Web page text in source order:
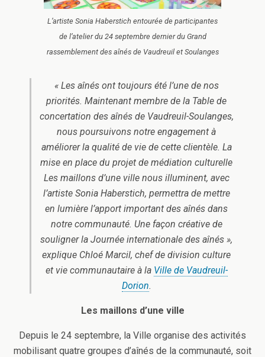
L’artiste Sonia Haberstich entourée de participantes
de l’atelier du 24 septembre dernier du Grand
rassemblement des aînés de Vaudreuil et Soulanges
« Les aînés ont toujours été l’une de nos
priorités. Maintenant membre de la Table de
concertation des aînés de Vaudreuil-Soulanges,
nous poursuivons notre engagement à
améliorer la qualité de vie de cette clientèle. La
mise en place du projet de médiation culturelle
Les maillons d’une ville nous illuminent, avec
l’artiste Sonia Haberstich, permettra de mettre
en lumière l’apport important des aînés dans
notre communauté. Une façon créative de
souligner la Journée internationale des aînés »,
explique Chloé Marcil, chef de division culture
et vie communautaire à la Ville de Vaudreuil-
Dorion.
Les maillons d’une ville
Depuis le 24 septembre, la Ville organise des activités
mobilisant quatre groupes d’aînés de la communauté, soit